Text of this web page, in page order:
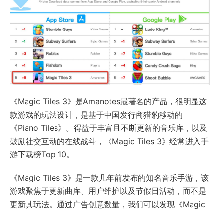
《Magic Tiles 3》是Amanotes最著名的产品，很明显这
款游戏的玩法设计，是基于中国发行商猎豹移动的
《Piano Tiles》。得益于丰富且不断更新的音乐库，以及
鼓励社交互动的在线战斗，《Magic Tiles 3》经常进入手
游下载榜Top 10。
《Magic Tiles 3》是一款几年前发布的知名音乐手游，该
游戏聚焦于更新曲库、用户维护以及节假日活动，而不是
更新其玩法。通过广告创意数量，我们可以发现《Magic